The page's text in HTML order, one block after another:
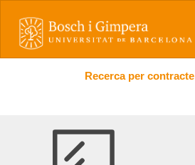
Recerca per contracte